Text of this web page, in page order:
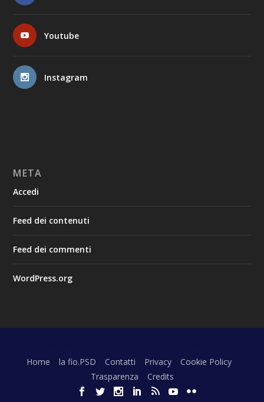
Youtube
Instagram
META
Accedi
Feed dei contenuti
Feed dei commenti
WordPress.org
Home la fio.PSD Contatti Privacy
Cookie Policy
Trasparenza
Credits